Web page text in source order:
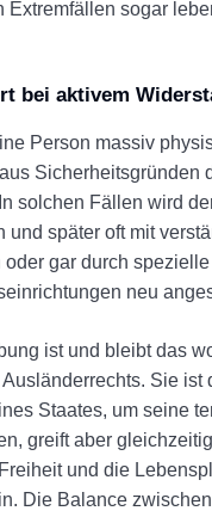
Extremfällen sogar
bei aktivem
Person massiv
Sicherheitsgründen
solchen Fällen wird
und später oft mit
oder gar durch spezielle
neu
ist und bleibt das
Sie ist
Staates, um seine
greift aber
und die
Die Balance